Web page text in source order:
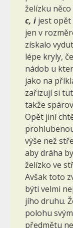
želízku
c, i jest opět
jen v
získalo
lépe kryly,
nádob u
jako na
zařizují si
takže
Opět jiní
výše než
aby dráha
želízko ve
Avšak toto
býti velmi
jího druhu.
polohu
předmětu